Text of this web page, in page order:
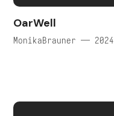
OarWell
MonikaBrauner — 2024